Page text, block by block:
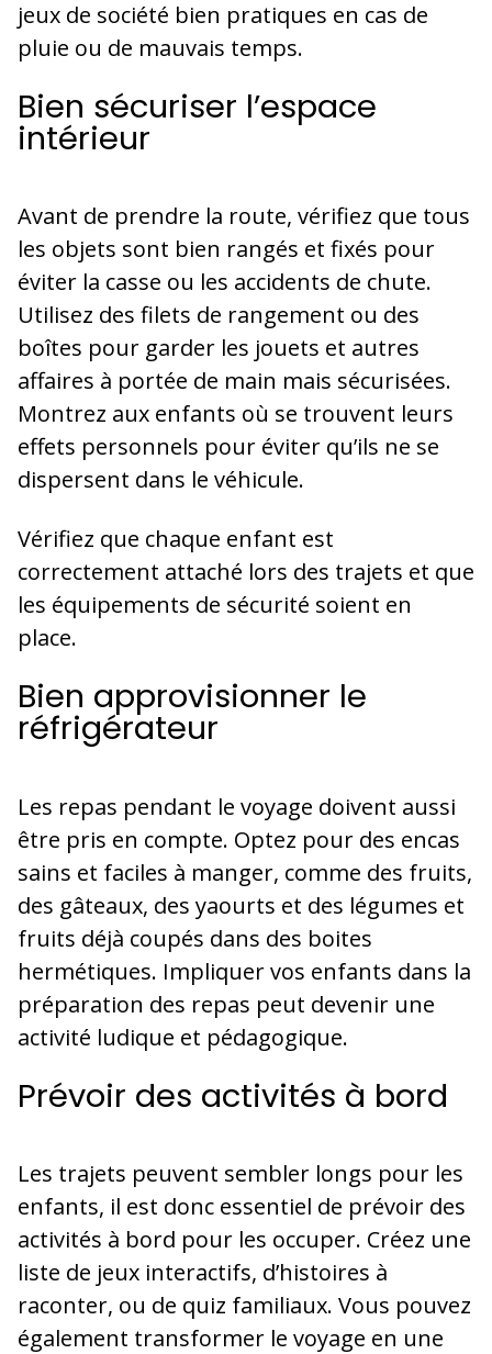
jeux de société bien pratiques en cas de
pluie ou de mauvais temps.
Bien sécuriser l’espace
intérieur
Avant de prendre la route, vérifiez que tous
les objets sont bien rangés et fixés pour
éviter la casse ou les accidents de chute.
Utilisez des filets de rangement ou des
boîtes pour garder les jouets et autres
affaires à portée de main mais sécurisées.
Montrez aux enfants où se trouvent leurs
effets personnels pour éviter qu’ils ne se
dispersent dans le véhicule.
Vérifiez que chaque enfant est
correctement attaché lors des trajets et que
les équipements de sécurité soient en
place.
Bien approvisionner le
réfrigérateur
Les repas pendant le voyage doivent aussi
être pris en compte. Optez pour des encas
sains et faciles à manger, comme des fruits,
des gâteaux, des yaourts et des légumes et
fruits déjà coupés dans des boites
hermétiques. Impliquer vos enfants dans la
préparation des repas peut devenir une
activité ludique et pédagogique.
Prévoir des activités à bord
Les trajets peuvent sembler longs pour les
enfants, il est donc essentiel de prévoir des
activités à bord pour les occuper. Créez une
liste de jeux interactifs, d’histoires à
raconter, ou de quiz familiaux. Vous pouvez
également transformer le voyage en une